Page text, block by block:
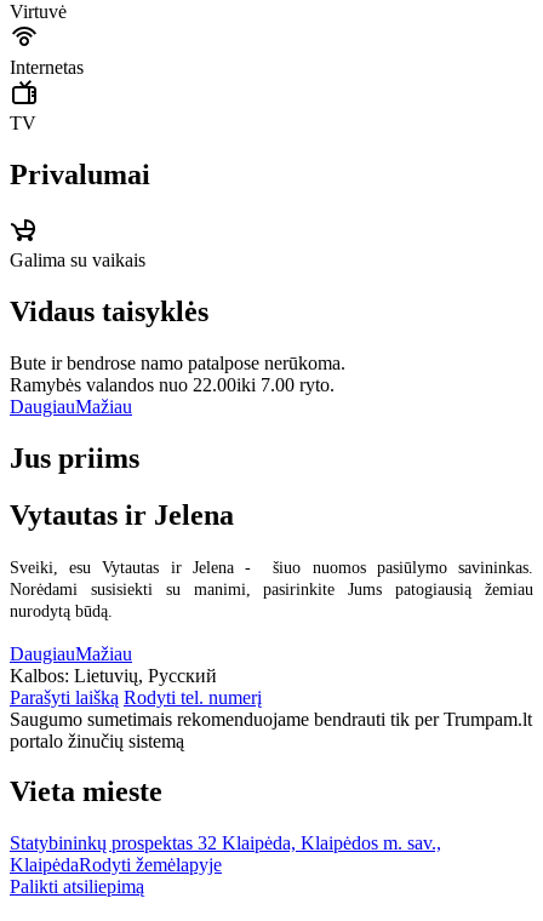
Virtuvė
Internetas
TV
Privalumai
Galima su vaikais
Vidaus taisyklės
Bute ir bendrose namo patalpose nerūkoma.
Ramybės valandos nuo 22.00iki 7.00 ryto.
DaugiauMažiau
Jus priims
Vytautas ir Jelena
Sveiki, esu Vytautas ir Jelena - šiuo nuomos pasiūlymo savininkas.
Norėdami susisiekti su manimi, pasirinkite Jums patogiausią žemiau
nurodytą būdą.
DaugiauMažiau
Kalbos: Lietuvių, Русский
Parašyti laišką Rodyti tel. numerį
Saugumo sumetimais rekomenduojame bendrauti tik per Trumpam.lt
portalo žinučių sistemą
Vieta mieste
Statybininkų prospektas 32 Klaipėda, Klaipėdos m. sav.,
KlaipėdaRodyti žemėlapyje
Palikti atsiliepimą